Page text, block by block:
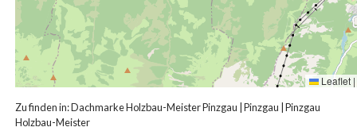
Leaflet |
Zu finden in:Dachmarke Holzbau-Meister Pinzgau Pinzgau Pinzgau
Holzbau-Meister